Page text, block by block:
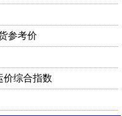
参考价
价综合指数